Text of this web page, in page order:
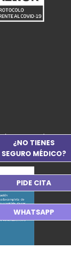
reservados.
¿NO TIENES
SEGURO MÉDICO?
PIDE CITA
WHATSAPP